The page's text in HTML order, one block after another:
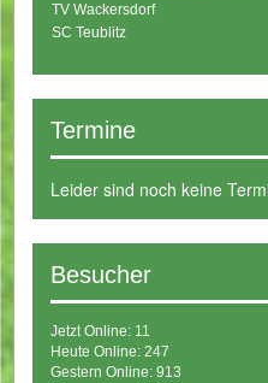
TV Wackersdorf
SC Teublitz
Termine
Leider sind noch keine
Besucher
Jetzt Online: 11
Heute Online: 247
Gestern Online: 913